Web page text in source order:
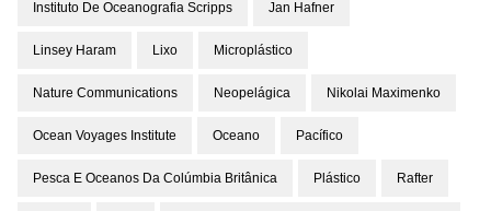
Instituto De Oceanografia Scripps Jan Hafner
Linsey Haram Lixo Microplástico
Nature Communications Neopelágica Nikolai Maximenko
Ocean Voyages Institute Oceano Pacífico
Pesca E Oceanos Da Colúmbia Britânica Plástico Rafter